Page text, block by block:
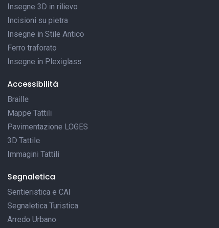
Insegne 3D in rilievo
Incisioni su pietra
Insegne in Stile Antico
Ferro traforato
Insegne in Plexiglass
Accessibilità
Braille
Mappe Tattili
Pavimentazione LOGES
3D Tattile
Immagini Tattili
Segnaletica
Sentieristica e CAI
Segnaletica Turistica
Arredo Urbano